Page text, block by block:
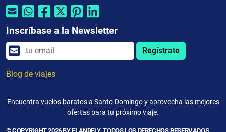
Inscríbase a la Newsletter
Regístrate
Blog de viajes
Encuentra vuelos baratos a Santo Domingo y aprovecha las mejores
ofertas para tu próximo viaje.